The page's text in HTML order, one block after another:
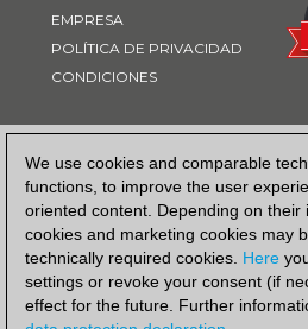
We use cookies and comparable
functions, to improve the user
oriented content. Depending on their
cookies and marketing cookies may
technically required cookies. Here
settings or revoke your consent (if
effect for the future. Further
EMPRESA
POLÍTICA DE PRIVACIDAD
CONDICIONES
FORMA DE PAGO